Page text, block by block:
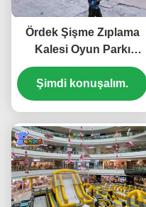
Ördek Şişme Zıplama
Kalesi Oyun Parkı
Zıplayan Ev Bodrum
Katı İçin
Şimdi konuşalım.